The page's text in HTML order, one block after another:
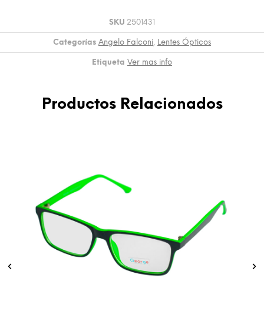
SKU 2501431
Categorías Angelo Falconi, Lentes Ópticos
Etiqueta Ver mas info
Productos Relacionados